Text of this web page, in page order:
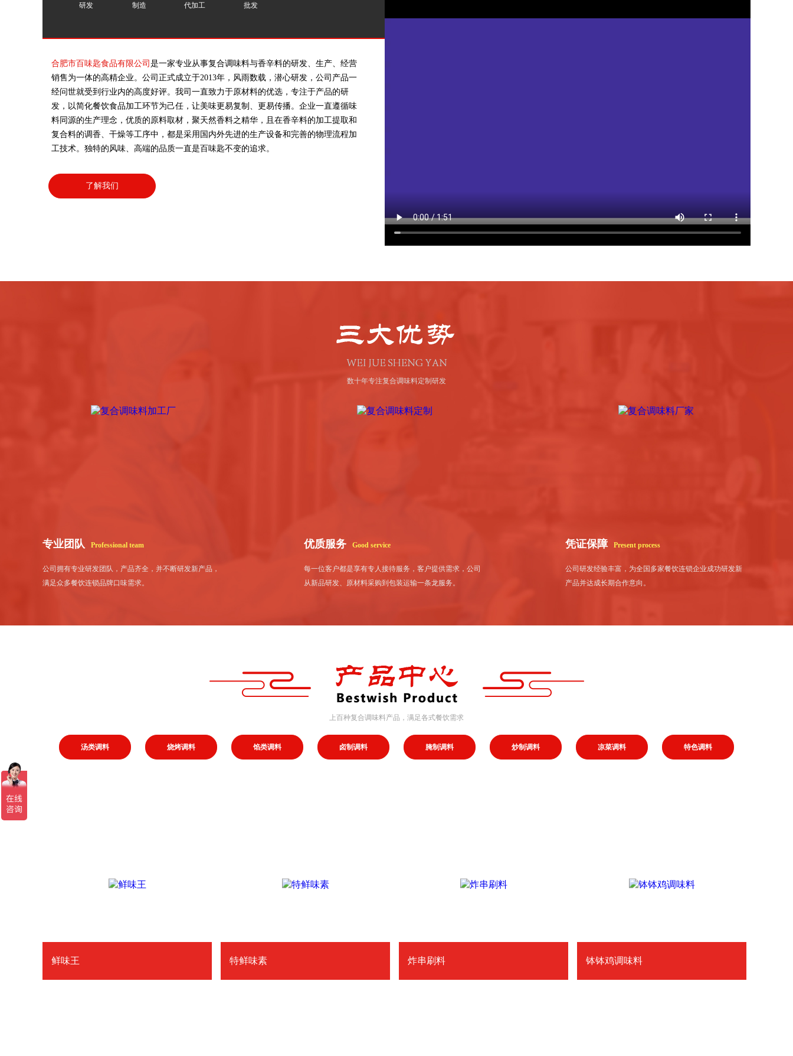
研发 制造 代加工 批发
合肥市百味匙食品有限公司 是一家专业从事复合调味料与香辛料的研发、生产、经营
销售为一体的高精企业。公司正式成立于2013年，风雨数载，潜心研发，公司产品一
经问世就受到行业内的高度好评。我司一直致力于原材料的优选，专注于产品的研
发，以简化餐饮食品加工环节为己任，让美味更易复制、更易传播。企业一直遵循味
料同源的生产理念，优质的原料取材，聚天然香料之精华，且在香辛料的加工提取和
复合料的调香、干燥等工序中，都是采用国内外先进的生产设备和完善的物理流程加
工技术。独特的风味、高端的品质一直是百味匙不变的追求。
了解我们
数十年专注复合调味料定制研发
专业团队 Professional team
公司拥有专业研发团队，产品齐全，并不断研发新产品，
满足众多餐饮连锁品牌口味需求。
优质服务 Good service
每一位客户都是享有专人接待服务，客户提供需求，公司
从新品研发、原材料采购到包装运输一条龙服务。
凭证保障 Present process
公司研发经验丰富，为全国多家餐饮连锁企业成功研发新
产品并达成长期合作意向。
上百种复合调味料产品，满足各式餐饮需求
汤类调料 烧烤调料 馅类调料 卤制调料 腌制调料 炒制调料 凉菜调料 特色调料
鲜味王 特鲜味素 炸串刷料 钵钵鸡调味料